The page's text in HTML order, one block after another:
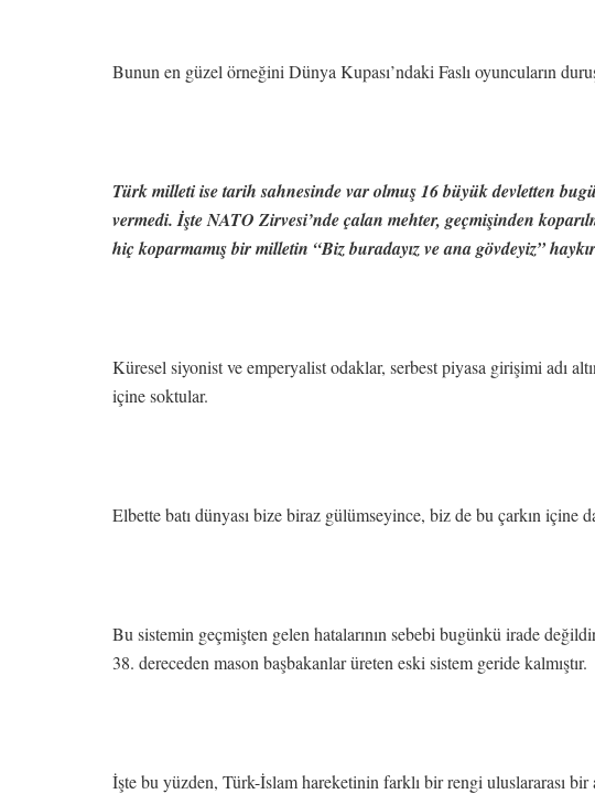
Bunun en güzel örneğini Dünya Kupası’ndaki Faslı oyuncuların
Türk milleti ise tarih sahnesinde var olmuş 16 büyük devletten
vermedi. İşte NATO Zirvesi’nde çalan mehter, geçmişinden
hiç koparmamış bir milletin “Biz buradayız ve ana gövdeyiz”
Küresel siyonist ve emperyalist odaklar, serbest piyasa girişimi adı
içine soktular.
Elbette batı dünyası bize biraz gülümseyince, biz de bu çarkın içine
Bu sistemin geçmişten gelen hatalarının sebebi bugünkü irade
38. dereceden mason başbakanlar üreten eski sistem geride kalmıştır.
İşte bu yüzden, Türk-İslam hareketinin farklı bir rengi uluslararası bir